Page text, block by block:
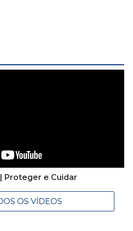
Proteger e Cuidar
OS VÍDEOS